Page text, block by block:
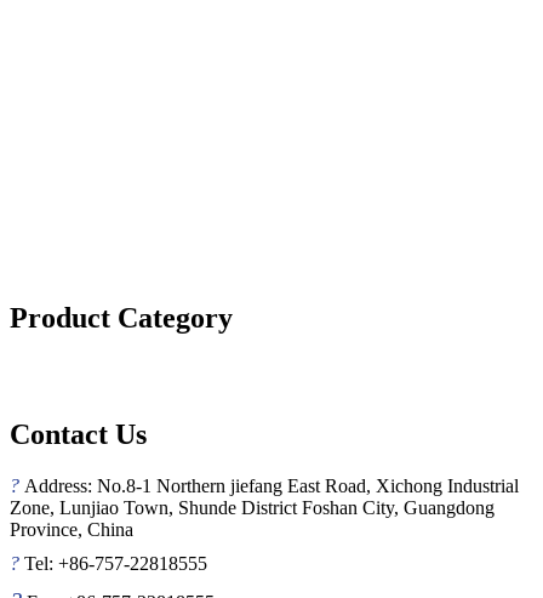
Product Category
Contact Us
? Address: No.8-1 Northern jiefang East Road, Xichong Industrial
Zone, Lunjiao Town, Shunde District Foshan City, Guangdong
Province, China
? Tel: +86-757-22818555